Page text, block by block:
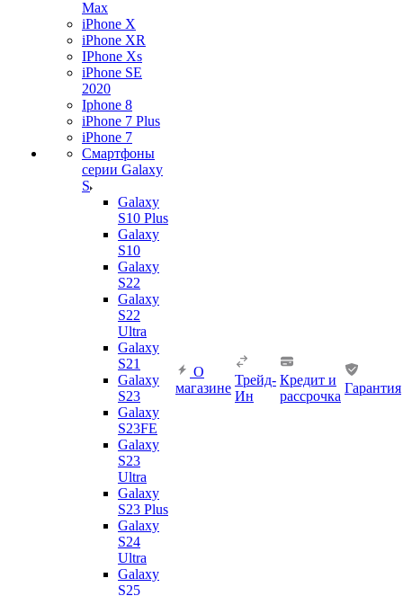
Max
iPhone X
iPhone XR
IPhone Xs
iPhone SE
2020
Iphone 8
iPhone 7 Plus
iPhone 7
Смартфоны
серии Galaxy
S
Galaxy
S10 Plus
Galaxy
S10
Galaxy
S22
Galaxy
S22
Ultra
Galaxy
S21
Galaxy
S23
Galaxy
S23FE
Galaxy
S23
Ultra
Galaxy
S23 Plus
Galaxy
S24
Ultra
Galaxy
S25
О
магазине
Трейд-
Ин
Кредит и
рассрочка
Гарантия